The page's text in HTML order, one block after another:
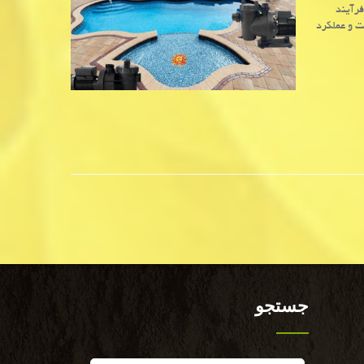
و عملکرد
جستجو